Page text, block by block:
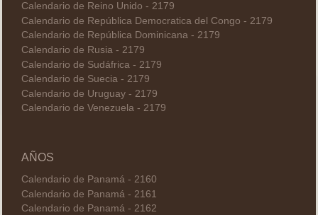
Calendario de Reino Unido - 2179
Calendario de República Democratica del Congo - 2179
Calendario de República Dominicana - 2179
Calendario de Rusia - 2179
Calendario de Sudáfrica - 2179
Calendario de Suecia - 2179
Calendario de Uruguay - 2179
Calendario de Venezuela - 2179
AÑOS
Calendario de Panamá - 2160
Calendario de Panamá - 2161
Calendario de Panamá - 2162